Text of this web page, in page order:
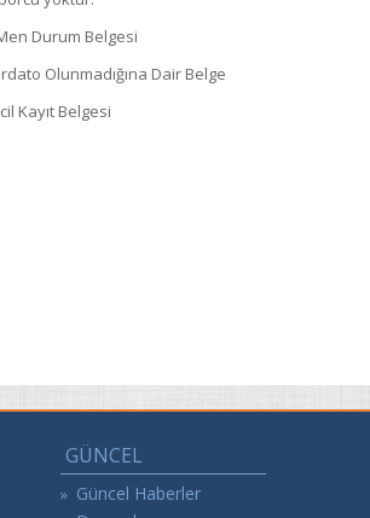
Durum Belgesi
Olunmadığına Dair Belge
Kayıt Belgesi
GÜNCEL
» Güncel Haberler